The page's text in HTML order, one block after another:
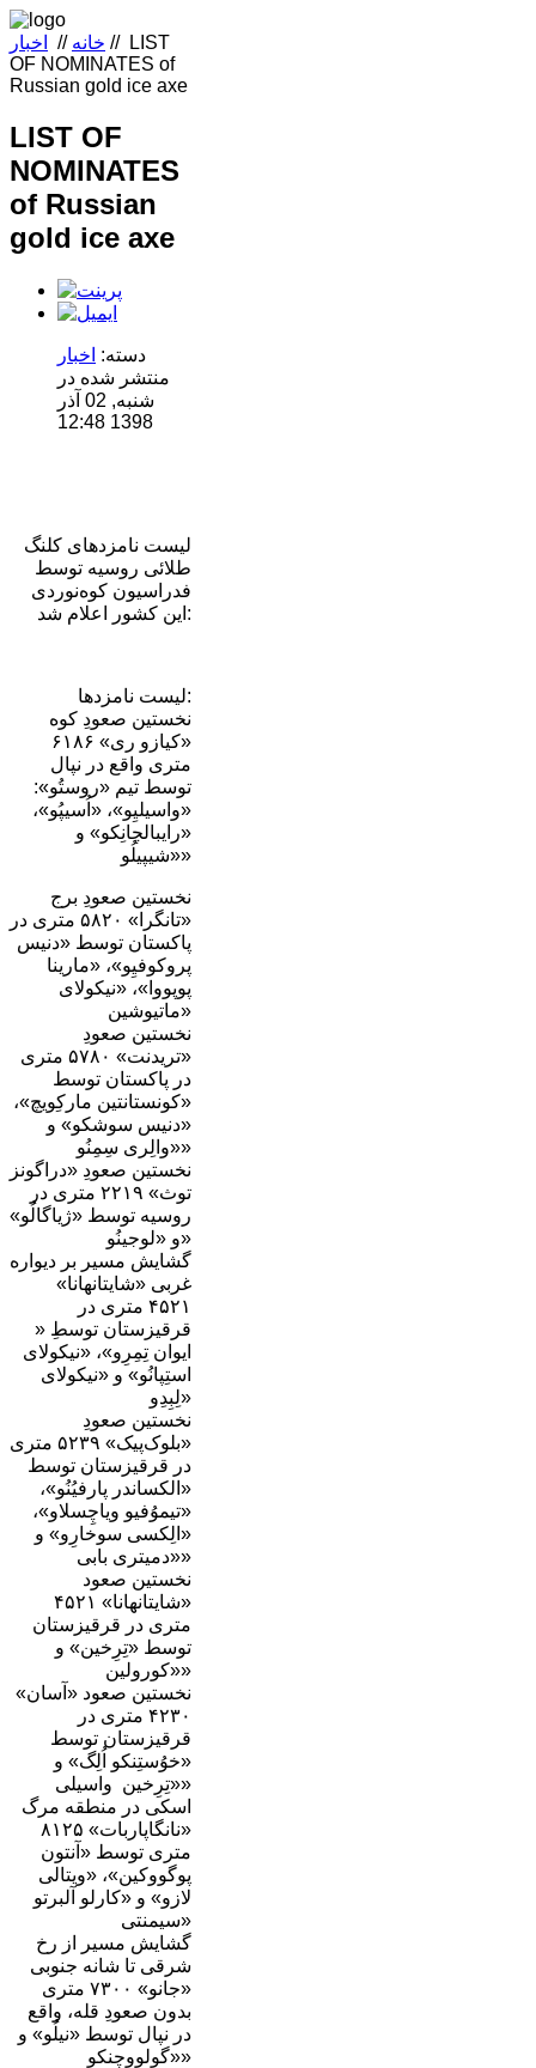
خانه // اخبار // LIST
OF NOMINATES of
Russian gold ice axe
LIST OF
NOMINATES
of Russian
gold ice axe
دسته: اخبار
منتشر شده در
شنبه, 02 آذر
1398 12:48
لیست نامزدهای کلنگ
طلائی روسیه توسط
فدراسیون کوه‌نوردی
این کشور اعلام شد:
لیست نامزدها:
نخستین صعودِ کوه
«کیازو ری» ۶۱۸۶
متری واقع در نپال
توسط تیم «روستُو»:
«واسیلیِو»، «اُسیپُو»،
«رایبالچانِکو» و
«شیپیلُو»
نخستین صعودِ برج
«تانگرا» ۵۸۲۰ متری در
پاکستان توسط «دنیس
پروکوفیِو»، «مارینا
پوپووا»، «نیکولای
ماتیوشین»
نخستین صعودِ
«تریدنت» ۵۷۸۰ متری
در پاکستان توسط
«کونستانتین مارکِویچ»،
«دنیس سوشکو» و
«والِری سِمِنُو»
نخستین صعودِ «دراگونز
توث» ۲۲۱۹ متری در
روسیه توسط «ژیاگالُو»
و «لوجینُو»
گشایش مسیر بر دیواره
غربی «شایتانهانا»
۴۵۲۱ متری در
قرقیزستان توسطِ «
ایوان تِمِرِو»، «نیکولای
استِپانُو» و «نیکولای
لِبِدِو»
نخستین صعودِ
«بلوک‌پیک» ۵۲۳۹ متری
در قرقیزستان توسط
«الکساندر پارفیُنُو»،
«تیموُفیو ویاچِسلاو»،
«الِکسی سوخارِو» و
«دمیتری بابی»
نخستین صعود
«شایتانهانا» ۴۵۲۱
متری در قرقیزستان
توسط «تِرِخین» و
«کورولین»
نخستین صعود «آسان»
۴۲۳۰ متری در
قرقیزستان توسط
«خوُستِنکو اُلِگ» و
«تِرِخین واسیلی»
اسکی در منطقه مرگ
«نانگاپاربات» ۸۱۲۵
متری توسط «آنتون
پوگووکین»، «ویتالی
لازو» و «کارلو آلبرتو
سیمنتی»
گشایش مسیر از رخ
شرقی تا شانه جنوبی
«جانو» ۷۳۰۰ متری
بدون صعودِ قله، واقع
در نپال توسط «نیلُو» و
«گولووچنکو»